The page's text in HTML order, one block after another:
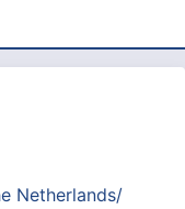
Netherlands/